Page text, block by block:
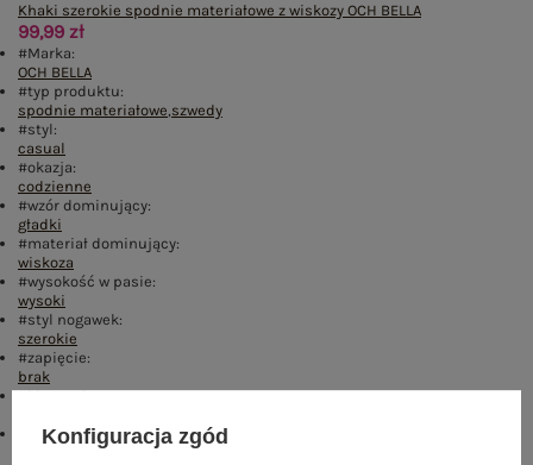
Khaki szerokie spodnie materiałowe z wiskozy OCH BELLA
99,99 zł
#Marka:
OCH BELLA
#typ produktu:
spodnie materiałowe,szwedy
#styl:
casual
#okazja:
codzienne
#wzór dominujący:
gładki
#materiał dominujący:
wiskoza
#wysokość w pasie:
wysoki
#styl nogawek:
szerokie
#zapięcie:
brak
#kieszenie:
#skład materiału :
100% wiskoza
Konfiguracja zgód